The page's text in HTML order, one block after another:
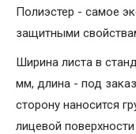
Полиэстер - самое
защитными
Ширина листа в
мм, длина - под
сторону наносится
лицевой